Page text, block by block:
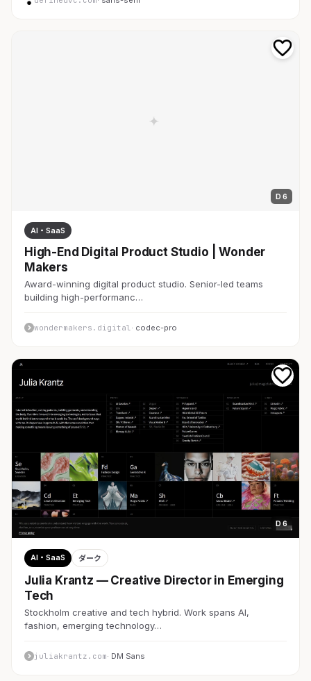
D 6
AI・SaaS
High-End Digital Product Studio | Wonder
Makers
Award-winning digital product studio. Senior-led teams
building high-performanc…
wondermakers.digital · codec-pro
D 6
AI・SaaS ダーク
Julia Krantz — Creative Director in Emerging
Tech
Stockholm creative and tech hybrid. Work spans AI,
fashion, emerging technology…
juliakrantz.com· DM Sans